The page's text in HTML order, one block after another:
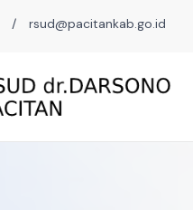
/ rsud@pacitankab.go.id